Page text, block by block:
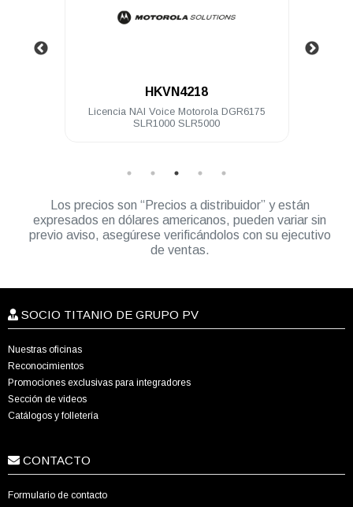
HKVN4218
Licencia NAI Voice Motorola DGR6175
SLR1000 SLR5000
Los precios son “Precios a distribuidor” y están
expresados en dólares americanos, pueden variar sin
previo aviso, asegúrese verificándolos con su ejecutivo
de ventas.
SOCIO TITANIO DE GRUPO PV
Nuestras oficinas
Reconocimientos
Promociones exclusivas para integradores
Sección de videos
Catálogos y folletería
CONTACTO
Formulario de contacto